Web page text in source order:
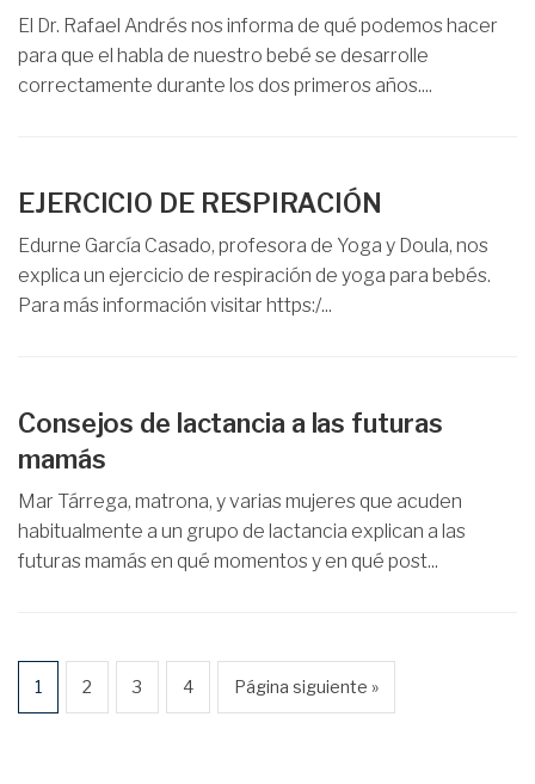
El Dr. Rafael Andrés nos informa de qué podemos hacer
para que el habla de nuestro bebé se desarrolle
correctamente durante los dos primeros años....
EJERCICIO DE RESPIRACIÓN
Edurne García Casado, profesora de Yoga y Doula, nos
explica un ejercicio de respiración de yoga para bebés.
Para más información visitar https:/...
Consejos de lactancia a las futuras
mamás
Mar Tárrega, matrona, y varias mujeres que acuden
habitualmente a un grupo de lactancia explican a las
futuras mamás en qué momentos y en qué post...
1 2 3 4 Página siguiente »